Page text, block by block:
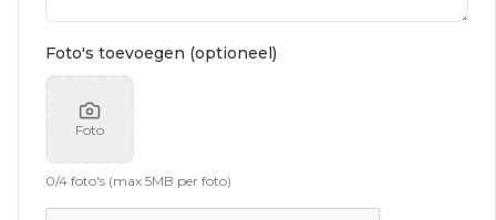
Foto's toevoegen (optioneel)
Foto
0/4 foto's (max 5MB per foto)